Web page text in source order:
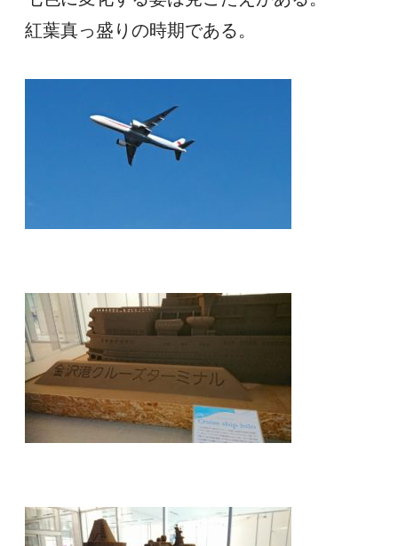
紅葉真っ盛りの時期である。